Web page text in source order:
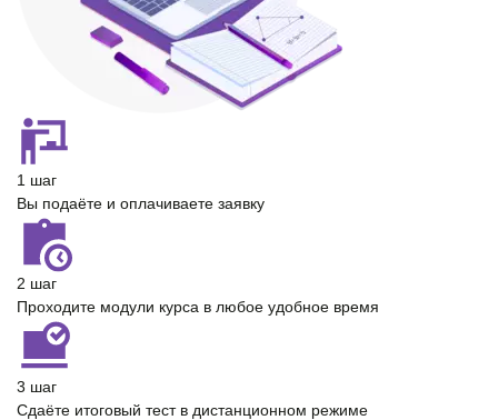
1 шаг
Вы подаёте и оплачиваете заявку
2 шаг
Проходите модули курса в любое удобное время
3 шаг
Сдаёте итоговый тест в дистанционном режиме